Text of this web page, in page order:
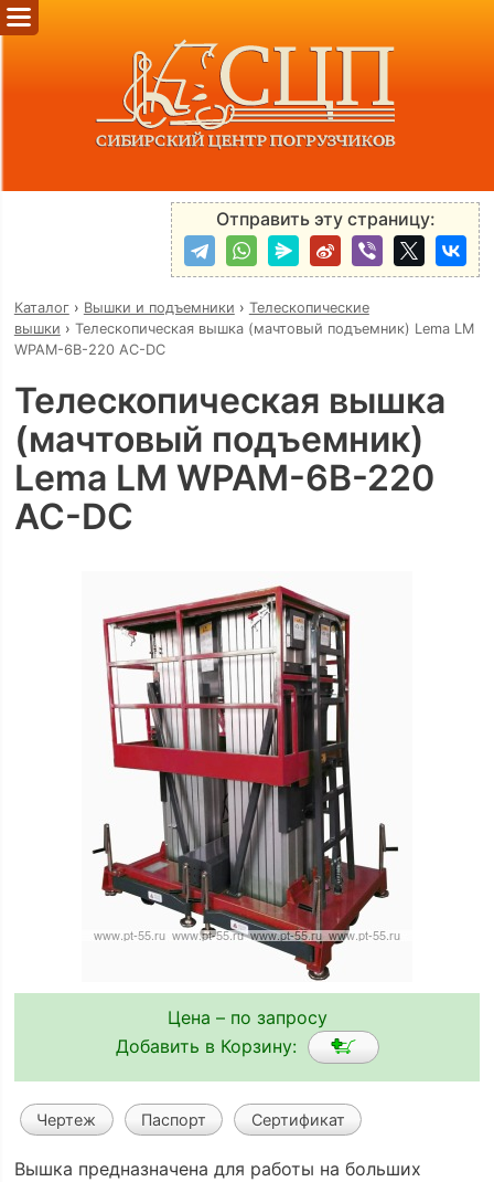
Отправить эту страницу:
Каталог› Вышки и подъемники › Телескопические
вышки › Телескопическая вышка (мачтовый подъемник) Lema LM
WPAM-6B-220 AC-DC
Телескопическая вышка
(мачтовый подъемник)
Lema LM WPAM-6B-220
AC-DC
Цена – по запросу
Добавить в Корзину:
Чертеж Паспорт Сертификат
Вышка предназначена для работы на больших